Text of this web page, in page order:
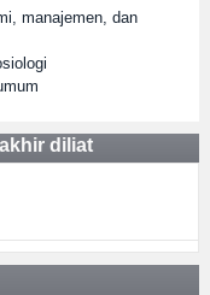
manajemen, dan
diliat